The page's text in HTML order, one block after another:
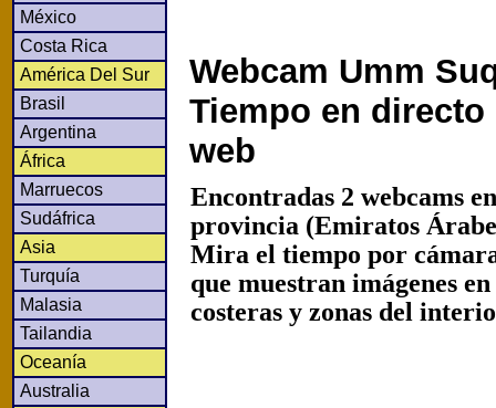
México
Costa Rica
América Del Sur
Brasil
Argentina
África
Marruecos
Sudáfrica
Asia
Turquía
Malasia
Tailandia
Oceanía
Australia
Webcam Umm
Tiempo en directo
web
Encontradas 2 webcams
provincia (Emiratos
Mira el tiempo por
que muestran imágenes
costeras y zonas del